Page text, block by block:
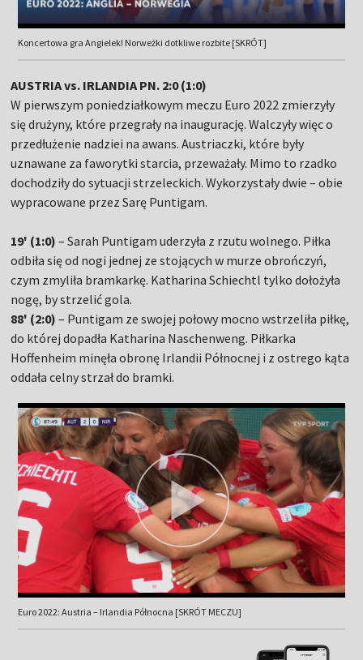
Koncertowa gra Angielek! Norweżki dotkliwe rozbite [SKRÓT]
AUSTRIA vs. IRLANDIA PN. 2:0 (1:0)
W pierwszym poniedziałkowym meczu Euro 2022 zmierzyły
się drużyny, które przegrały na inaugurację. Walczyły więc o
przedłużenie nadziei na awans. Austriaczki, które były
uznawane za faworytki starcia, przeważały. Mimo to rzadko
dochodziły do sytuacji strzeleckich. Wykorzystały dwie – obie
wypracowane przez Sarę Puntigam.
19' (1:0) – Sarah Puntigam uderzyła z rzutu wolnego. Piłka
odbiła się od nogi jednej ze stojących w murze obrończyń,
czym zmyliła bramkarkę. Katharina Schiechtl tylko dołożyła
nogę, by strzelić gola.
88' (2:0) – Puntigam ze swojej połowy mocno wstrzeliła piłkę,
do której dopadła Katharina Naschenweng. Piłkarka
Hoffenheim minęła obronę Irlandii Północnej i z ostrego kąta
oddała celny strzał do bramki.
Euro 2022: Austria – Irlandia Północna [SKRÓT MECZU]